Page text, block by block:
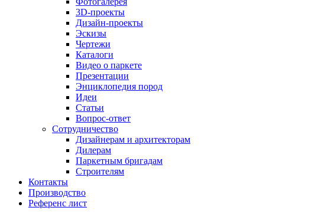
3D-проекты
Дизайн-проекты
Эскизы
Чертежи
Каталоги
Видео о паркете
Презентации
Энциклопедия пород
Идеи
Статьи
Вопрос-ответ
Сотрудничество
Дизайнерам и архитекторам
Дилерам
Паркетным бригадам
Строителям
Контакты
Производство
Референс лист